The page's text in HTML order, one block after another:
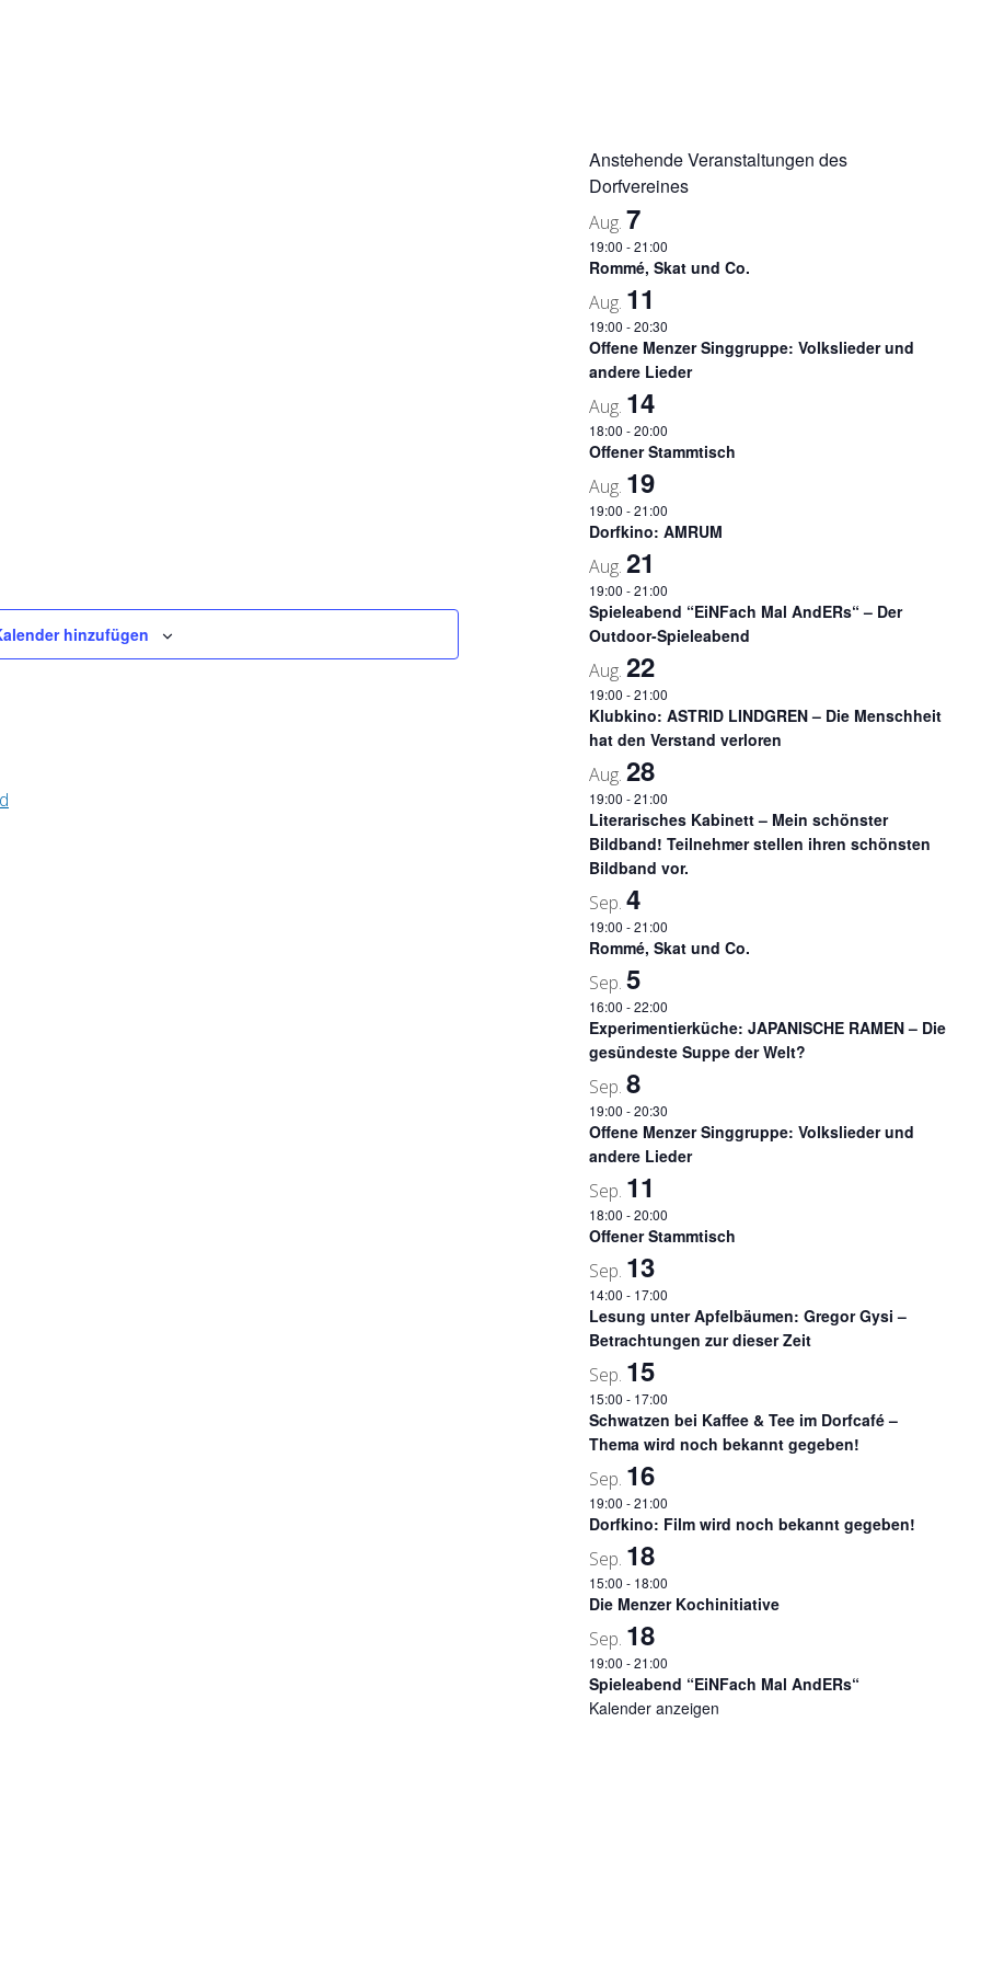
hinzufügen
Anstehende Veranstaltungen des
Dorfvereines
Aug. 7
19:00 -21:00
Rommé, Skat und Co.
Aug. 11
19:00 -20:30
Offene Menzer Singgruppe: Volkslieder und
andere Lieder
Aug. 14
18:00 -20:00
Offener Stammtisch
Aug. 19
19:00 -21:00
Dorfkino: AMRUM
Aug. 21
19:00 -21:00
Spieleabend “EiNFach Mal AndERs“ – Der
Outdoor-Spieleabend
Aug. 22
19:00 -21:00
Klubkino: ASTRID LINDGREN – Die Menschheit
hat den Verstand verloren
Aug. 28
19:00 -21:00
Literarisches Kabinett – Mein schönster
Bildband! Teilnehmer stellen ihren schönsten
Bildband vor.
Sep. 4
19:00 -21:00
Rommé, Skat und Co.
Sep. 5
16:00 -22:00
Experimentierküche: JAPANISCHE RAMEN – Die
gesündeste Suppe der Welt?
Sep. 8
19:00 -20:30
Offene Menzer Singgruppe: Volkslieder und
andere Lieder
Sep. 11
18:00 -20:00
Offener Stammtisch
Sep. 13
14:00 - 17:00
Lesung unter Apfelbäumen: Gregor Gysi –
Betrachtungen zur dieser Zeit
Sep. 15
15:00 - 17:00
Schwatzen bei Kaffee & Tee im Dorfcafé –
Thema wird noch bekannt gegeben!
Sep. 16
19:00 -21:00
Dorfkino: Film wird noch bekannt gegeben!
Sep. 18
15:00 - 18:00
Die Menzer Kochinitiative
Sep. 18
19:00 -21:00
Spieleabend “EiNFach Mal AndERs“
Kalender anzeigen
am Friedensplatz